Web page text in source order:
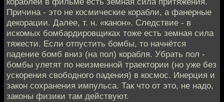
Причина - это не космические корабли, а фанерные
декорации. Далее, т. н. «канон». Следствие - в
искомых бомбардировщиках тоже есть земная сила
тяжести. Если отпустить бомбы, то начнётся
падение бомб вниз (на пол) корабля. Убрать пол -
бомбы улетят по неизменной траектории (но уже без
ускорения свободного падения) в космос. Инерция и
закон сохранения импульса. Так что от это, не надо,
законы физики там действуют.